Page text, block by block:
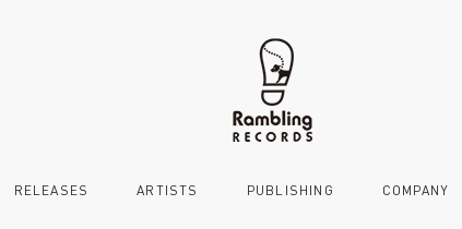
RELEASES ARTISTS PUBLISHING COMPANY